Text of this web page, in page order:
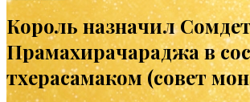
Король назначил
Прамахирачараджа в
тхерасамаком (совет